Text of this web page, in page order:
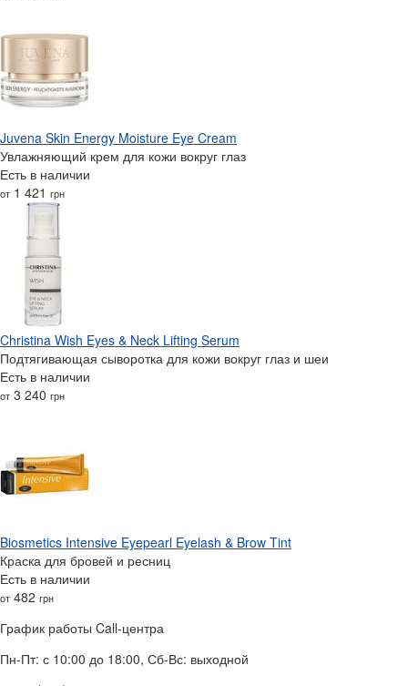
Juvena Skin Energy Moisture Eye Cream
Увлажняющий крем для кожи вокруг глаз
Есть в наличии
от 1 421 грн
Christina Wish Eyes & Neck Lifting Serum
Подтягивающая сыворотка для кожи вокруг глаз и шеи
Есть в наличии
от 3 240 грн
Biosmetics Intensive Eyepearl Eyelash & Brow Tint
Краска для бровей и ресниц
Есть в наличии
от 482 грн
График работы Call-центра
Пн-Пт: с 10:00 до 18:00, Сб-Вс: выходной